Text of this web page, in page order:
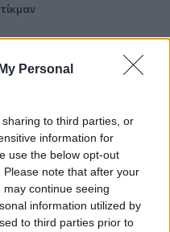
Personal
to third parties, or
information for
use the below opt-out
note that after your
continue seeing
information utilized by
to third parties prior to
μαρμελάδας
Αλφά για τα 100 χρόνια
Καστοριά, πιθανόν